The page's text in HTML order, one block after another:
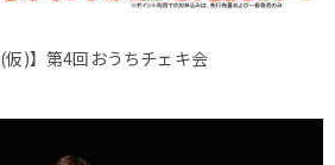
仮)】第4回おうちチェキ会